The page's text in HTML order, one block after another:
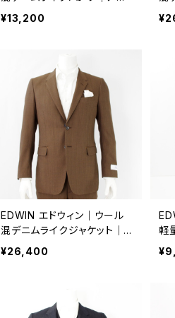
ズ ビジネス 通年 k80176 ブ
ラック
¥13,200
ン
ブ
EDWIN エドウィン｜ウール
混デニムライクジャケット｜メ
ンズ ビジネス 通年 k80175
ブラウン
¥26,400
軽
｜